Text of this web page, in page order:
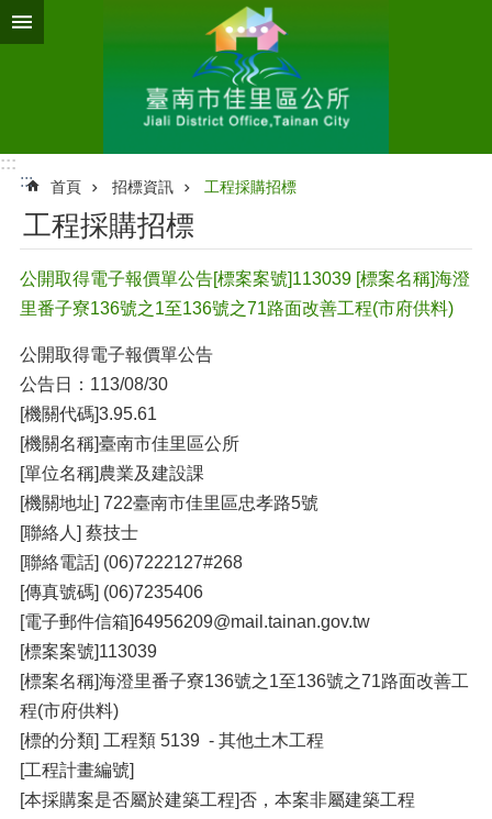
跳到主要內容區塊
:::
:::
首頁 招標資訊 工程採購招標
工程採購招標
公開取得電子報價單公告[標案案號]113039 [標案名稱]海澄
里番子寮136號之1至136號之71路面改善工程(市府供料)
公開取得電子報價單公告
公告日：113/08/30
[機關代碼]3.95.61
[機關名稱]臺南市佳里區公所
[單位名稱]農業及建設課
[機關地址] 722臺南市佳里區忠孝路5號
[聯絡人] 蔡技士
[聯絡電話] (06)7222127#268
[傳真號碼] (06)7235406
[電子郵件信箱]64956209@mail.tainan.gov.tw
[標案案號]113039
[標案名稱]海澄里番子寮136號之1至136號之71路面改善工
程(市府供料)
[標的分類] 工程類 5139 - 其他土木工程
[工程計畫編號]
[本採購案是否屬於建築工程]否，本案非屬建築工程